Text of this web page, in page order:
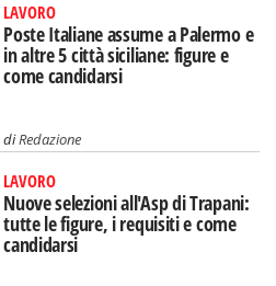
LAVORO
Poste Italiane assume a Palermo e
in altre 5 città siciliane: figure e
come candidarsi
diRedazione
LAVORO
Nuove selezioni all'Asp di Trapani:
tutte le figure, i requisiti e come
candidarsi